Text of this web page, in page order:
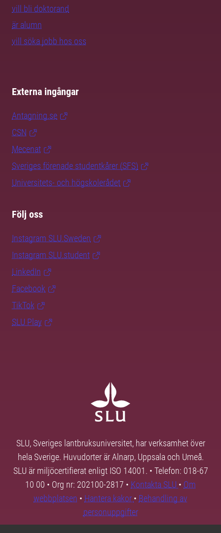
vill bli doktorand
är alumn
vill söka jobb hos oss
Externa ingångar
Antagning.se
CSN
Mecenat
Sveriges förenade studentkårer (SFS)
Universitets- och högskolerådet
Följ oss
Instagram SLU.Sweden
Instagram SLU.student
LinkedIn
Facebook
TikTok
SLU Play
SLU, Sveriges lantbruksuniversitet, har verksamhet över
hela Sverige. Huvudorter är Alnarp, Uppsala och Umeå.
SLU är miljöcertifierat enligt ISO 14001. • Telefon: 018-67
10 00 • Org nr: 202100-2817 • Kontakta SLU • Om
webbplatsen • Hantera kakor • Behandling av
personuppgifter